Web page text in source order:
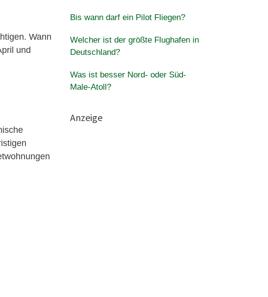
Wann
und
Bis wann darf ein Pilot Fliegen?
Welcher ist der größte Flughafen in
Deutschland?
Was ist besser Nord- oder Süd-
Male-Atoll?
Anzeige